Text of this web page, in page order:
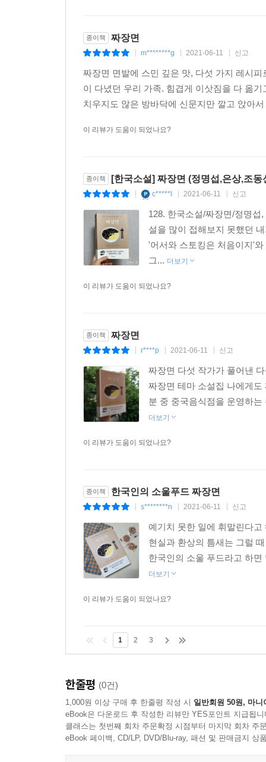
종이책 짜장면
m********g 2021-06-11 신고
짜장면 면발에 스민 깊은 맛, 다섯 가지 레시
이 다녔던 우리 가족. 힘겹게 이삿짐을 다 옮
치우지도 않은 방바닥에 신문지만 깔고 앉아
이 리뷰가 도움이 되었나요?
종이책 [한국소설] 짜장면 (정명섭,은상,조
c*****l 2021-06-11 신고
128. 한국소설/짜장면/정명섭
설을 많이 접해보지 못했던
'어서와 스토킹은 처음이지'
그... 더보기
이 리뷰가 도움이 되었나요?
종이책 짜장면
r****p 2021-06-11 신고
짜장면 다섯 작가가 풀어낸
짜장면 테마 소설집 나에게
분 중 중국음식점을 운영하
더보기
이 리뷰가 도움이 되었나요?
종이책 한국인의 소울푸드 짜장면
s********n 2021-06-11 신고
예기치 못한 일에 휘말린다
현실과 환상의 틈새는 그럴
한국인의 소울 푸드라고 하
더보기
이 리뷰가 도움이 되었나요?
1 2 3
한줄평 (0건)
1,000원 이상 구매 후 한줄평 작성 시 일반회원 50원, 마니
eBook은 다운로드 후 작성한 리뷰만 YES포인트 지급됩니
클래스는 첫번째 회차 주문확정 시점부터 마지막 회차 주
eBook 페이백, CD/LP, DVD/Blu-ray, 패션 및 판매금지 상